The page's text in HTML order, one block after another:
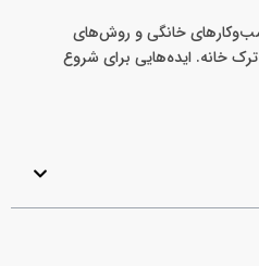
خانگی و روش‌های
خانه. ایده‌هایی برای شروع